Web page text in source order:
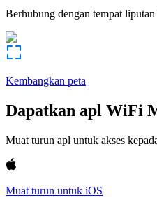
Berhubung dengan tempat
Kembangkan peta
Dapatkan apl WiFi
Muat turun apl untuk akses
Muat turun untuk iOS